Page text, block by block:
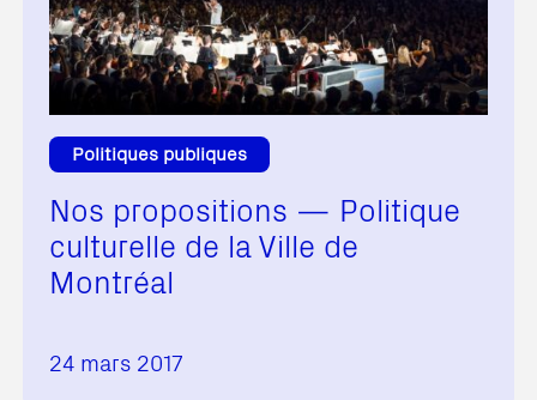
Politiques publiques
Nos propositions — Politique
culturelle de la Ville de
Montréal
24 mars 2017